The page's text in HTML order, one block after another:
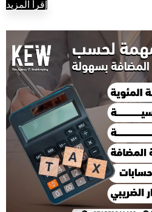
إقرأ المزيد